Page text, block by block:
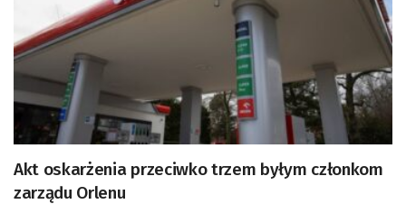
Akt oskarżenia przeciwko trzem byłym członkom
zarządu Orlenu